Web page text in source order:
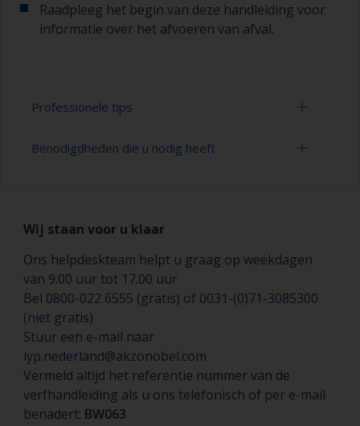
Raadpleeg het begin van deze handleiding voor
informatie over het afvoeren van afval.
Professionele tips
Schilderen met een verfroller:
Voor het aanbrengen van antifouling is meestal
die bestand is tegen oplosmiddel geschikt. Voor
dunnere antifouling moet een verfroller van
mohair met haren van 5-6 mm die bestand is
tegen oplosmiddel worden gebruikt of een
verfroller gemaakt van schuim met een gesloten
celstructuur van een hoge dichtheid.
Als u schildert met verfrollen van vilt of mohair,
wikkel dan afplaktape rondom een nieuwe
verfrol en trek dit dan weg om zodoende losse
Benodigdheden die u nodig heeft
Verfrollers (geschikte soorten en grootten)
Schilderskwasten (geschikte soorten en
grootten)
Veiligheidsschoenen
aangegeven in het veiligheidsblad)
Overalls
Wij staan voor u klaar
Ons helpdeskteam helpt u graag op weekdagen
van 9.00 uur tot 17.00 uur
Bel 0800-022 6555 (gratis) of 0031-(0)71-3085300
(niet gratis)
Stuur een e-mail naar
iyp.nederland@akzonobel.com
Vermeld altijd het referentie nummer van de
verfhandleiding als u ons telefonisch of per e-mail
benadert: BW063